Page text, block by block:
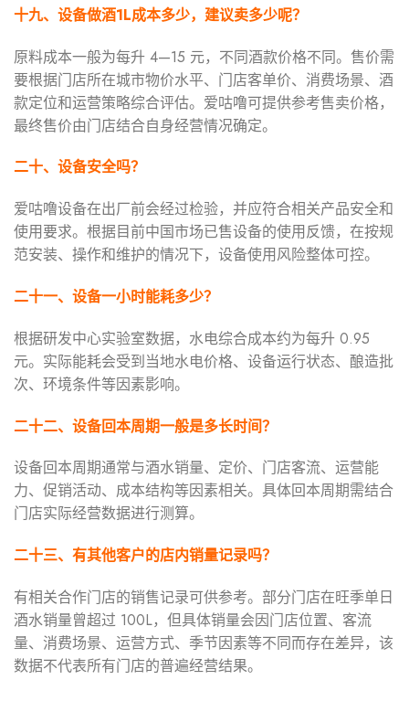
十九、设备做酒1L成本多少，建议卖多少呢？
原料成本一般为每升 4—15 元，不同酒款价格不同。售价需
要根据门店所在城市物价水平、门店客单价、消费场景、酒
款定位和运营策略综合评估。爱咕噜可提供参考售卖价格，
最终售价由门店结合自身经营情况确定。
二十、设备安全吗？
爱咕噜设备在出厂前会经过检验，并应符合相关产品安全和
使用要求。根据目前中国市场已售设备的使用反馈，在按规
范安装、操作和维护的情况下，设备使用风险整体可控。
二十一、设备一小时能耗多少？
根据研发中心实验室数据，水电综合成本约为每升 0.95
元。实际能耗会受到当地水电价格、设备运行状态、酿造批
次、环境条件等因素影响。
二十二、设备回本周期一般是多长时间？
设备回本周期通常与酒水销量、定价、门店客流、运营能
力、促销活动、成本结构等因素相关。具体回本周期需结合
门店实际经营数据进行测算。
二十三、有其他客户的店内销量记录吗？
有相关合作门店的销售记录可供参考。部分门店在旺季单日
酒水销量曾超过 100L，但具体销量会因门店位置、客流
量、消费场景、运营方式、季节因素等不同而存在差异，该
数据不代表所有门店的普遍经营结果。